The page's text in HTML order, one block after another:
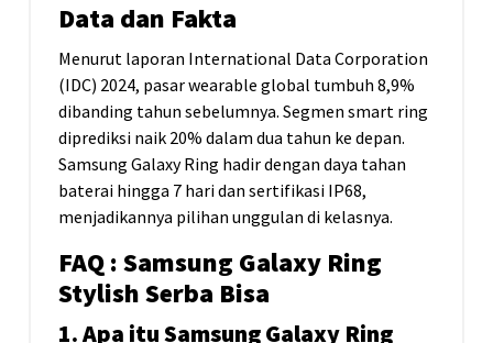
Data dan Fakta
Menurut laporan International Data Corporation
(IDC) 2024, pasarwearable global tumbuh 8,9%
dibanding tahun sebelumnya. Segmen smart ring
diprediksi naik 20% dalam dua tahun ke depan.
Samsung Galaxy Ring hadir dengan daya tahan
baterai hingga 7 hari dan sertifikasi IP68,
menjadikannya pilihan unggulan di kelasnya.
FAQ : Samsung Galaxy Ring
Stylish Serba Bisa
1. Apa itu Samsung Galaxy Ring